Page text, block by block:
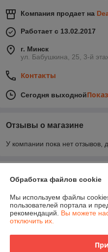
Компания продает на
Работает с 13.02.2017
г. Минск
ул. Бабушкина, 25, 3-й
Контакты
Сегодня выходной
Отзывы о магазине
У компании пока нет отзывов,
Контакты
Доставка и оплата
Обработка файлов cookie
Мы используем файлы
пользователей портала и
рекомендаций. Вы можете
отключить их.